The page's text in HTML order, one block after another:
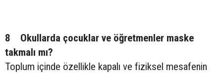
8 Okullarda çocuklar ve öğretmenler maske
takmalı mı?
Toplum içinde özellikle kapalı ve fiziksel mesafenin